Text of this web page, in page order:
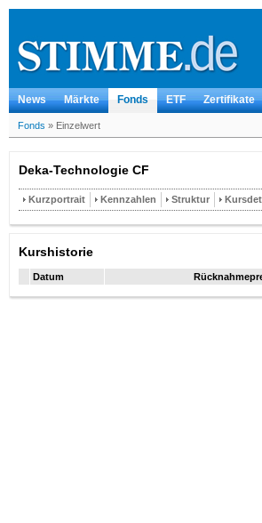
News Märkte Fonds ETF Zertifikate
Fonds » Einzelwert
Deka-Technologie CF
Kurzportrait Kennzahlen Struktur
Kurshistorie
Datum